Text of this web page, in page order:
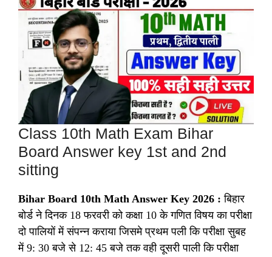
Class 10th Math Exam Bihar
Board Answer key 1st and 2nd
sitting
Bihar Board 10th Math Answer Key 2026 : बिहार
बोर्ड ने दिनक 18 फरवरी को कक्षा 10 के गणित विषय का परीक्षा
दो पालियों में संपन्न कराया जिसमे प्रथम पली कि परीक्षा सुबह
में 9: 30 बजे से 12: 45 बजे तक वही दूसरी पाली कि परीक्षा